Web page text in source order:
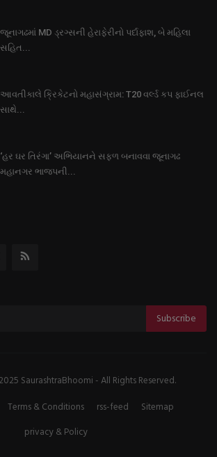
જૂનાગઢમાં MD ડ્રગ્સની હેરાફેરીનો પર્દાફાશ, બે મહિલા
સહિત...
આવતીકાલે ક્રિકેટનો મહાસંગ્રામ: T20 વર્લ્ડ કપ ફાઈનલ
સાથે...
‘હર ઘર તિરંગા’ અભિયાનને સફળ બનાવવા જૂનાગઢ
મહાનગર ભાજપની...
Subscribe
SaurashtraBhoomi - All Rights Reserved.
Terms & Conditions rss-feed
Sitemap
privacy & Policy